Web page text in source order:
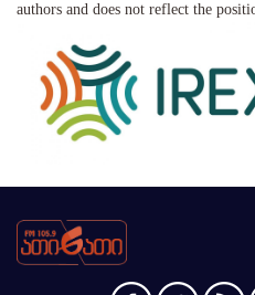
authors and does not reflect the